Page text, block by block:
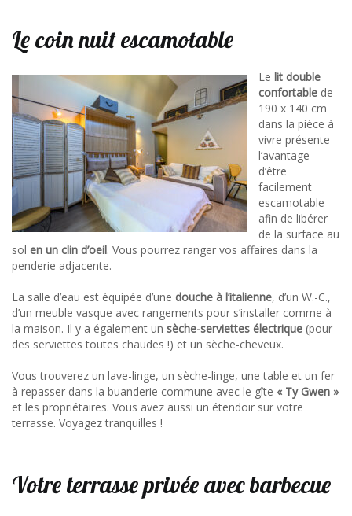
Le coin nuit escamotable
Le lit double
confortable de
190 x 140 cm
dans la pièce à
vivre présente
l’avantage
d’être
facilement
escamotable
afin de libérer
de la surface au
sol en un clin d’oeil. Vous pourrez ranger vos affaires dans la
penderie adjacente.
La salle d’eau est équipée d’une douche à l’italienne, d’un W.-C.,
d’un meuble vasque avec rangements pour s’installer comme à
la maison. Il y a également un sèche-serviettes électrique (pour
des serviettes toutes chaudes !) et un sèche-cheveux.
Vous trouverez un lave-linge, un sèche-linge, une table et un fer
à repasser dans la buanderie commune avec le gîte « Ty Gwen »
et les propriétaires. Vous avez aussi un étendoir sur votre
terrasse. Voyagez tranquilles !
Votre terrasse privée avec barbecue